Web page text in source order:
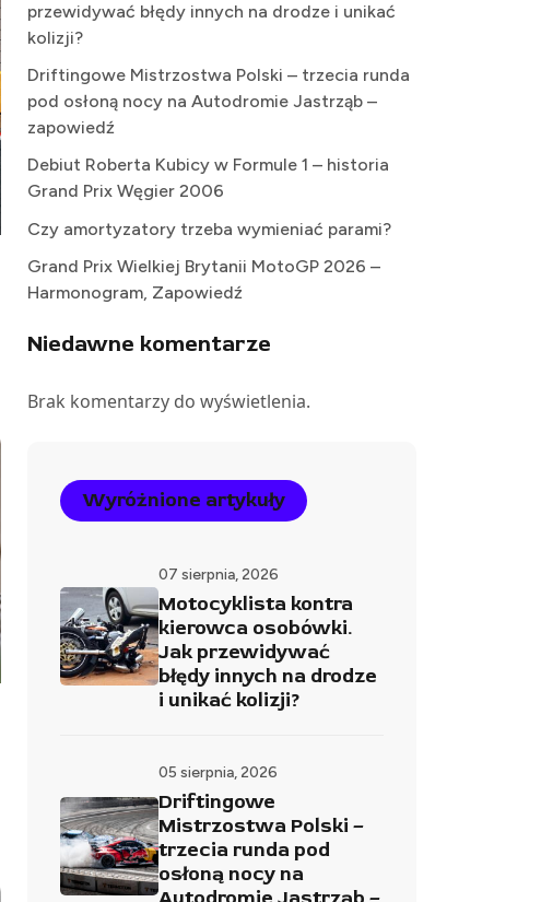
przewidywać błędy innych na drodze i unikać
kolizji?
Driftingowe Mistrzostwa Polski – trzecia runda
pod osłoną nocy na Autodromie Jastrząb –
zapowiedź
Debiut Roberta Kubicy w Formule 1 – historia
Grand Prix Węgier 2006
Czy amortyzatory trzeba wymieniać parami?
Grand Prix Wielkiej Brytanii MotoGP 2026 –
Harmonogram, Zapowiedź
Niedawne komentarze
Brak komentarzy do wyświetlenia.
Wyróżnione artykuły
07 sierpnia, 2026
Motocyklista kontra
kierowca osobówki.
Jak przewidywać
błędy innych na drodze
i unikać kolizji?
05 sierpnia, 2026
Driftingowe
Mistrzostwa Polski –
trzecia runda pod
osłoną nocy na